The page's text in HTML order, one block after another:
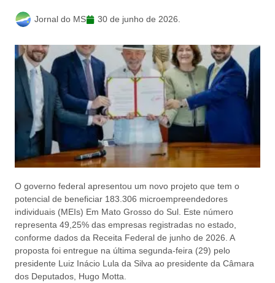
Jornal do MS 30 de junho de 2026.
O governo federal apresentou um novo projeto que tem o
potencial de beneficiar 183.306 microempreendedores
individuais (MEIs) Em Mato Grosso do Sul. Este número
representa 49,25% das empresas registradas no estado,
conforme dados da Receita Federal de junho de 2026. A
proposta foi entregue na última segunda-feira (29) pelo
presidente Luiz Inácio Lula da Silva ao presidente da Câmara
dos Deputados, Hugo Motta.